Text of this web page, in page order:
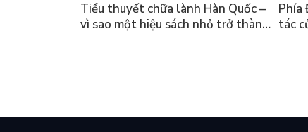
Tiểu thuyết chữa lành Hàn Quốc –
vì sao một hiệu sách nhỏ trở thành
Phía
tác